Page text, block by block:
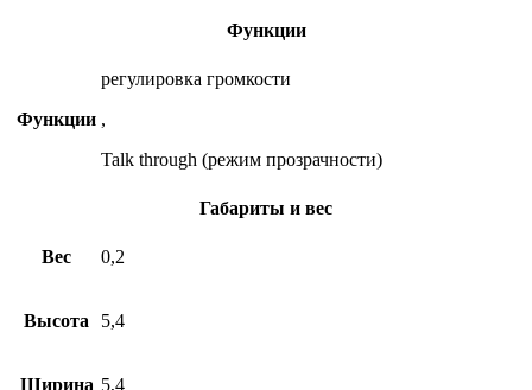
Функции
Функции
регулировка громкости
,
Talk through (режим прозрачности)
Габариты и вес
Вес 0,2
Высота 5,4
Ширина 5,4